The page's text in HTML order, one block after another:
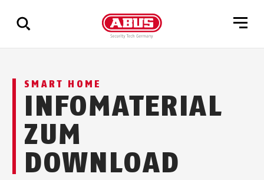
alle
Ergebnisse
SMART HOME
INFOMATERIAL
ZUM
DOWNLOAD